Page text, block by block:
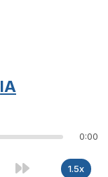
IA
0:00
1.5x